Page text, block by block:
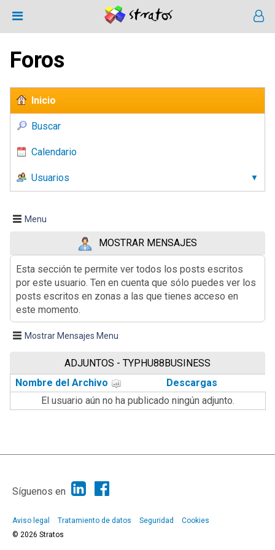
Foros
Inicio
Buscar
Calendario
Usuarios
Menu
MOSTRAR MENSAJES
Esta sección te permite ver todos los posts escritos
por este usuario. Ten en cuenta que sólo puedes ver los
posts escritos en zonas a las que tienes acceso en
este momento.
Mostrar Mensajes Menu
ADJUNTOS - TYPHU88BUSINESS
Nombre del Archivo
Descargas
El usuario aún no ha publicado ningún adjunto.
|
Síguenos en
Aviso legal Tratamiento de datos Seguridad
Cookies
© 2026 Stratos